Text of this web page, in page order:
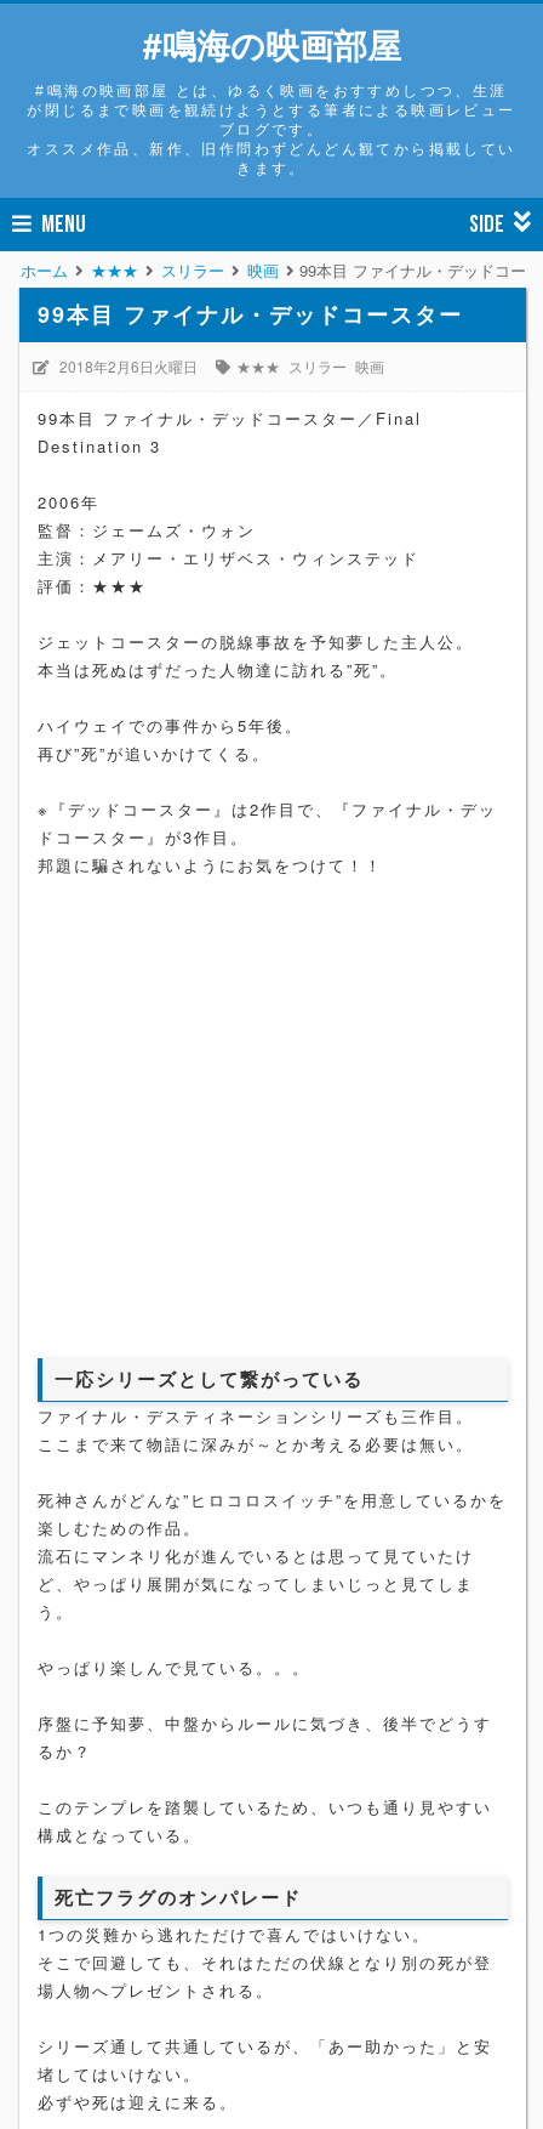
#鳴海の映画部屋
#鳴海の映画部屋 とは、ゆるく映画をおすすめしつつ、生涯
が閉じるまで映画を観続けようとする筆者による映画レビュー
ブログです。
オススメ作品、新作、旧作問わずどんどん観てから掲載してい
きます。
MENU SIDE
ホーム ★★★ スリラー 映画 99本目 ファイナル・デッドコー
99本目 ファイナル・デッドコースター
2018年2月6日火曜日 ★★★ スリラー 映画
99本目 ファイナル・デッドコースター／Final
Destination 3
2006年
監督：ジェームズ・ウォン
主演：メアリー・エリザベス・ウィンステッド
評価：★★★
ジェットコースターの脱線事故を予知夢した主人公。
本当は死ぬはずだった人物達に訪れる”死”。
ハイウェイでの事件から5年後。
再び”死”が追いかけてくる。
※『デッドコースター』は2作目で、『ファイナル・デッ
ドコースター』が3作目。
邦題に騙されないようにお気をつけて！！
一応シリーズとして繋がっている
ファイナル・デスティネーションシリーズも三作目。
ここまで来て物語に深みが～とか考える必要は無い。
死神さんがどんな”ヒロコロスイッチ”を用意しているかを
楽しむための作品。
流石にマンネリ化が進んでいるとは思って見ていたけ
ど、やっぱり展開が気になってしまいじっと見てしま
う。
やっぱり楽しんで見ている。。。
序盤に予知夢、中盤からルールに気づき、後半でどうす
るか？
このテンプレを踏襲しているため、いつも通り見やすい
構成となっている。
死亡フラグのオンパレード
1つの災難から逃れただけで喜んではいけない。
そこで回避しても、それはただの伏線となり別の死が登
場人物へプレゼントされる。
シリーズ通して共通しているが、「あー助かった」と安
堵してはいけない。
必ずや死は迎えに来る。